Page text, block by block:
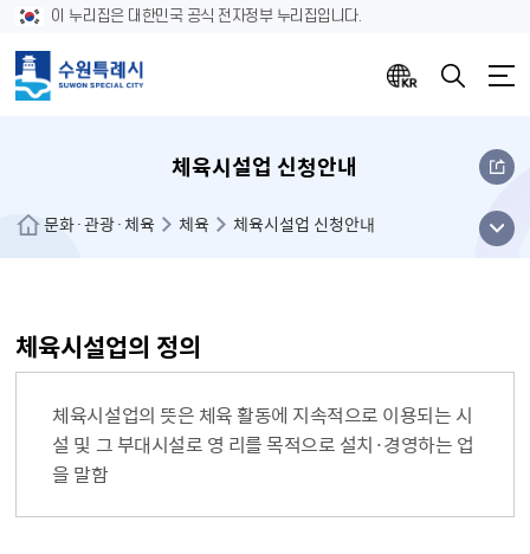
이 누리집은 대한민국 공식 전자정부 누리집입니다.
체육시설업 신청안내
문화·관광·체육 체육 체육시설업 신청안내
메뉴
열기
체육시설업의 정의
체육시설업의 뜻은 체육 활동에 지속적으로 이용되는 시
설 및 그 부대시설로 영 리를 목적으로 설치·경영하는 업
을 말함